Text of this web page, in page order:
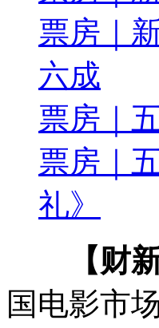
票房｜
六成
票房｜
票房｜
礼》
【财
国电影市